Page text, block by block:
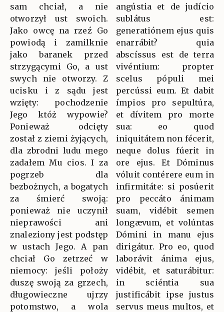
sam chciał, a nie
otworzył ust swoich.
Jako owcę na rzeź Go
powiodą i zamilknie
jako baranek przed
strzygącymi Go, a ust
swych nie otworzy. Z
ucisku i z sądu jest
wzięty: pochodzenie
Jego któż wypowie?
Ponieważ odcięty
został z ziemi żyjących,
dla zbrodni ludu mego
zadałem Mu cios. I za
pogrzeb dla
bezbożnych, a bogatych
za śmierć swoją:
ponieważ nie uczynił
nieprawości ani
znaleziony jest podstęp
w ustach Jego. A pan
chciał Go zetrzeć w
niemocy: jeśli położy
duszę swoją za grzech,
długowieczne ujrzy
potomstwo, a wola
angústia et de judício
sublátus est:
generatiónem ejus quis
enarrábit? quia
abscíssus est de terra
vivéntium: propter
scelus pópuli mei
percússi eum. Et dabit
ímpios pro sepultúra,
et dívitem pro morte
sua: eo quod
iniquitátem non fécerit,
neque dolus fúerit in
ore ejus. Et Dóminus
vóluit contérere eum in
infirmitáte: si posúerit
pro peccáto ánimam
suam, vidébit semen
longævum, et volúntas
Dómini in manu ejus
dirigátur. Pro eo, quod
laborávit ánima ejus,
vidébit, et saturábitur:
in sciéntia sua
justificábit ipse justus
servus meus multos, et